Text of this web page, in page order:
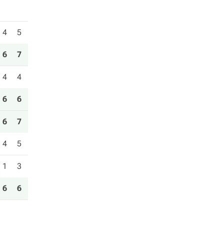
4 5
6 7
4 4
6 6
6 7
4 5
1 3
6 6